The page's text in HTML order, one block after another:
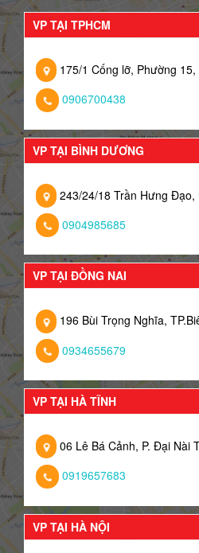
VP TẠI TPHCM
175/1 Cống lỡ, Phường 15,
0906700438
VP TẠI BÌNH DƯƠNG
243/24/18 Trần Hưng
0904985685
VP TẠI ĐỒNG NAI
196 Bùi Trọng Nghĩa,
0934655679
VP TẠI HÀ TĨNH
06 Lê Bá Cảnh, P. Đại Nài
0919657683
VP TẠI HÀ NỘI